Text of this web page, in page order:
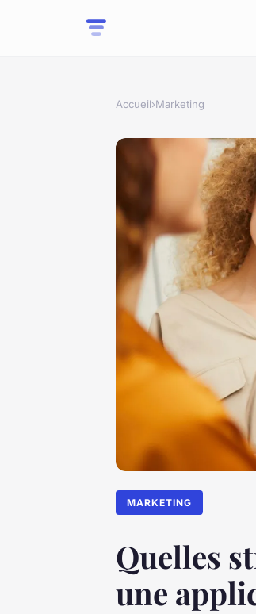
Accueil›Marketing
MARKETING
Quelles
une